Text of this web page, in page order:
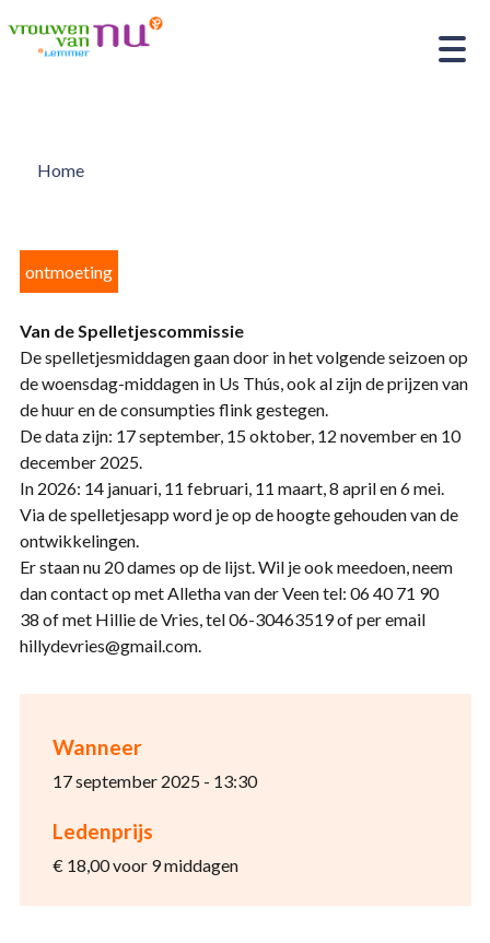
Home
Wanneer
17 september 2025 - 13:30
Ledenprijs
€ 18,00 voor 9 middagen
ontmoeting
Van de Spelletjescommissie
De spelletjesmiddagen gaan door in het volgende seizoen op
de woensdag-middagen in Us Thús, ook al zijn de prijzen van
de huur en de consumpties flink gestegen.
De data zijn: 17 september, 15 oktober, 12 november en 10
december 2025.
In 2026: 14 januari, 11 februari, 11 maart, 8 april en 6 mei.
Via de spelletjesapp word je op de hoogte gehouden van de
ontwikkelingen.
Er staan nu 20 dames op de lijst. Wil je ook meedoen, neem
dan contact op met Alletha van der Veen tel: 06 40 71 90
38 of met Hillie de Vries, tel 06-30463519 of per email
hillydevries@gmail.com.